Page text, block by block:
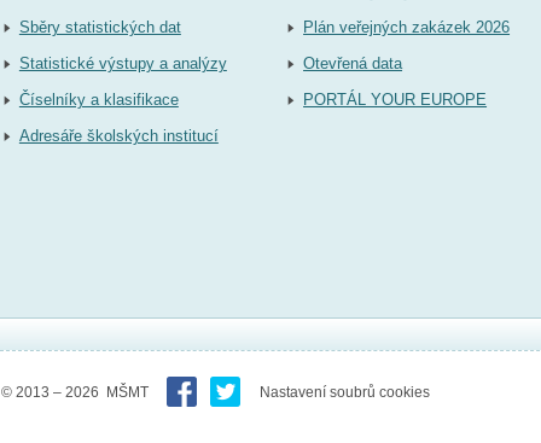
Sběry statistických dat
Statistické výstupy a analýzy
Číselníky a klasifikace
Adresáře školských institucí
Plán veřejných zakázek 2026
Otevřená data
PORTÁL YOUR EUROPE
© 2013 – 2026 MŠMT Nastavení soubrů cookies